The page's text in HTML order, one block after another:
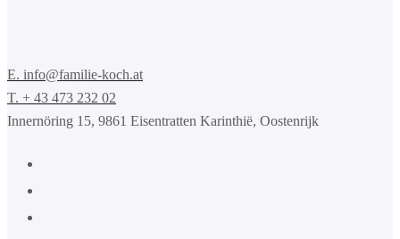
E. info@familie-koch.at
T. + 43 473 232 02
Innernöring 15, 9861 Eisentratten Karinthië, Oostenrijk